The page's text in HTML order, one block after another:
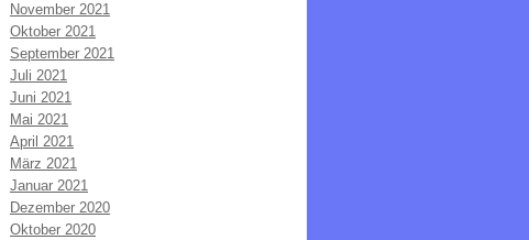
November 2021
Oktober 2021
September 2021
Juli 2021
Juni 2021
Mai 2021
April 2021
März 2021
Januar 2021
Dezember 2020
Oktober 2020